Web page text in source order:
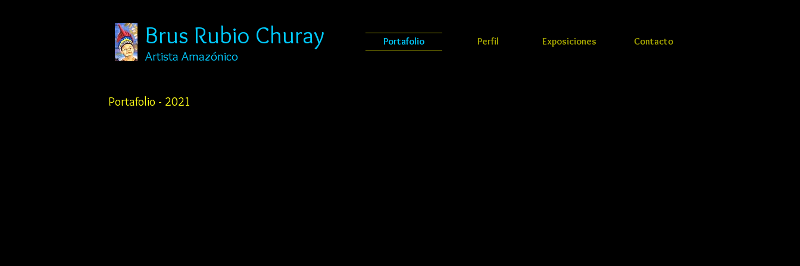
Brus Rubio Churay
Artista Amazónico
Portafolio Perfil Exposiciones Contacto
Portafolio - 2021